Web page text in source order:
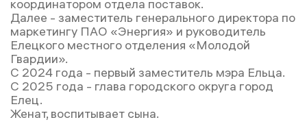
координатором отдела поставок.
Далее - заместитель генерального директора по
маркетингу ПАО «Энергия» и руководитель
Елецкого местного отделения «Молодой
Гвардии».
С 2024 года - первый заместитель мэра Ельца.
С 2025 года - глава городского округа город
Елец.
Женат, воспитывает сына.